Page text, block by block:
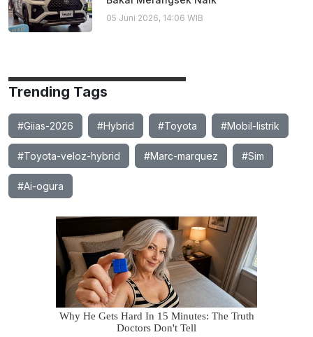
05 Juni 2026, 14:06 WIB
Trending Tags
#Giias-2026 #Hybrid #Toyota #Mobil-listrik
#Toyota-veloz-hybrid #Marc-marquez #Sim
#Ai-ogura